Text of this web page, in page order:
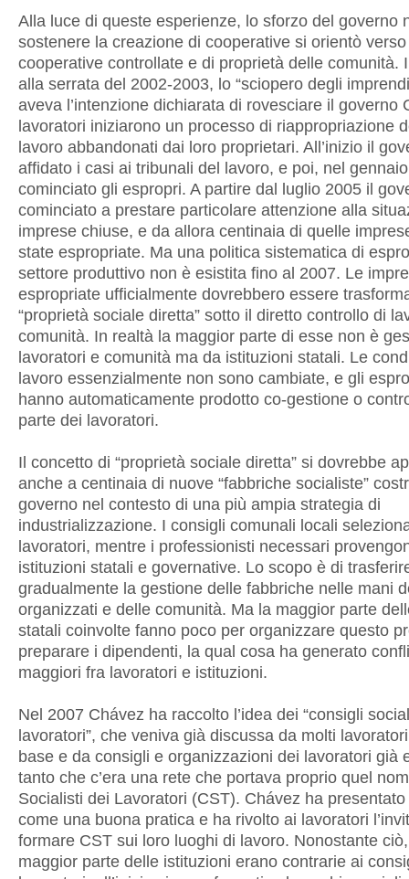
Alla luce di queste esperienze, lo sforzo del governo
sostenere la creazione di cooperative si orientò verso
cooperative controllate e di proprietà delle comunità.
alla serrata del 2002-2003, lo “sciopero degli
aveva l’intenzione dichiarata di rovesciare il governo
lavoratori iniziarono un processo di riappropriazione
lavoro abbandonati dai loro proprietari. All’inizio il
affidato i casi ai tribunali del lavoro, e poi, nel
cominciato gli espropri. A partire dal luglio 2005 il
cominciato a prestare particolare attenzione alla
imprese chiuse, e da allora centinaia di quelle
state espropriate. Ma una politica sistematica di
settore produttivo non è esistita fino al 2007. Le
espropriate ufficialmente dovrebbero essere
“proprietà sociale diretta” sotto il diretto controllo di
comunità. In realtà la maggior parte di esse non è
lavoratori e comunità ma da istituzioni statali. Le
lavoro essenzialmente non sono cambiate, e gli
hanno automaticamente prodotto co-gestione o
parte dei lavoratori.
Il concetto di “proprietà sociale diretta” si dovrebbe
anche a centinaia di nuove “fabbriche socialiste”
governo nel contesto di una più ampia strategia di
industrializzazione. I consigli comunali locali
lavoratori, mentre i professionisti necessari
istituzioni statali e governative. Lo scopo è di
gradualmente la gestione delle fabbriche nelle mani
organizzati e delle comunità. Ma la maggior parte
statali coinvolte fanno poco per organizzare questo
preparare i dipendenti, la qual cosa ha generato
maggiori fra lavoratori e istituzioni.
Nel 2007 Chávez ha raccolto l’idea dei “consigli
lavoratori”, che veniva già discussa da molti
base e da consigli e organizzazioni dei lavoratori già
tanto che c’era una rete che portava proprio quel
Socialisti dei Lavoratori (CST). Chávez ha
come una buona pratica e ha rivolto ai lavoratori
formare CST sui loro luoghi di lavoro. Nonostante
maggior parte delle istituzioni erano contrarie ai